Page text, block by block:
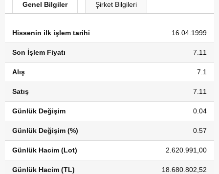
Genel Bilgiler Şirket Bilgileri
Hissenin ilk işlem tarihi 16.04.1999
Son İşlem Fiyatı 7.11
Alış 7.1
Satış 7.11
Günlük Değişim 0.04
Günlük Değişim (%) 0.57
Günlük Hacim (Lot) 2.620.991,00
Günlük Hacim (TL) 18.680.802,52